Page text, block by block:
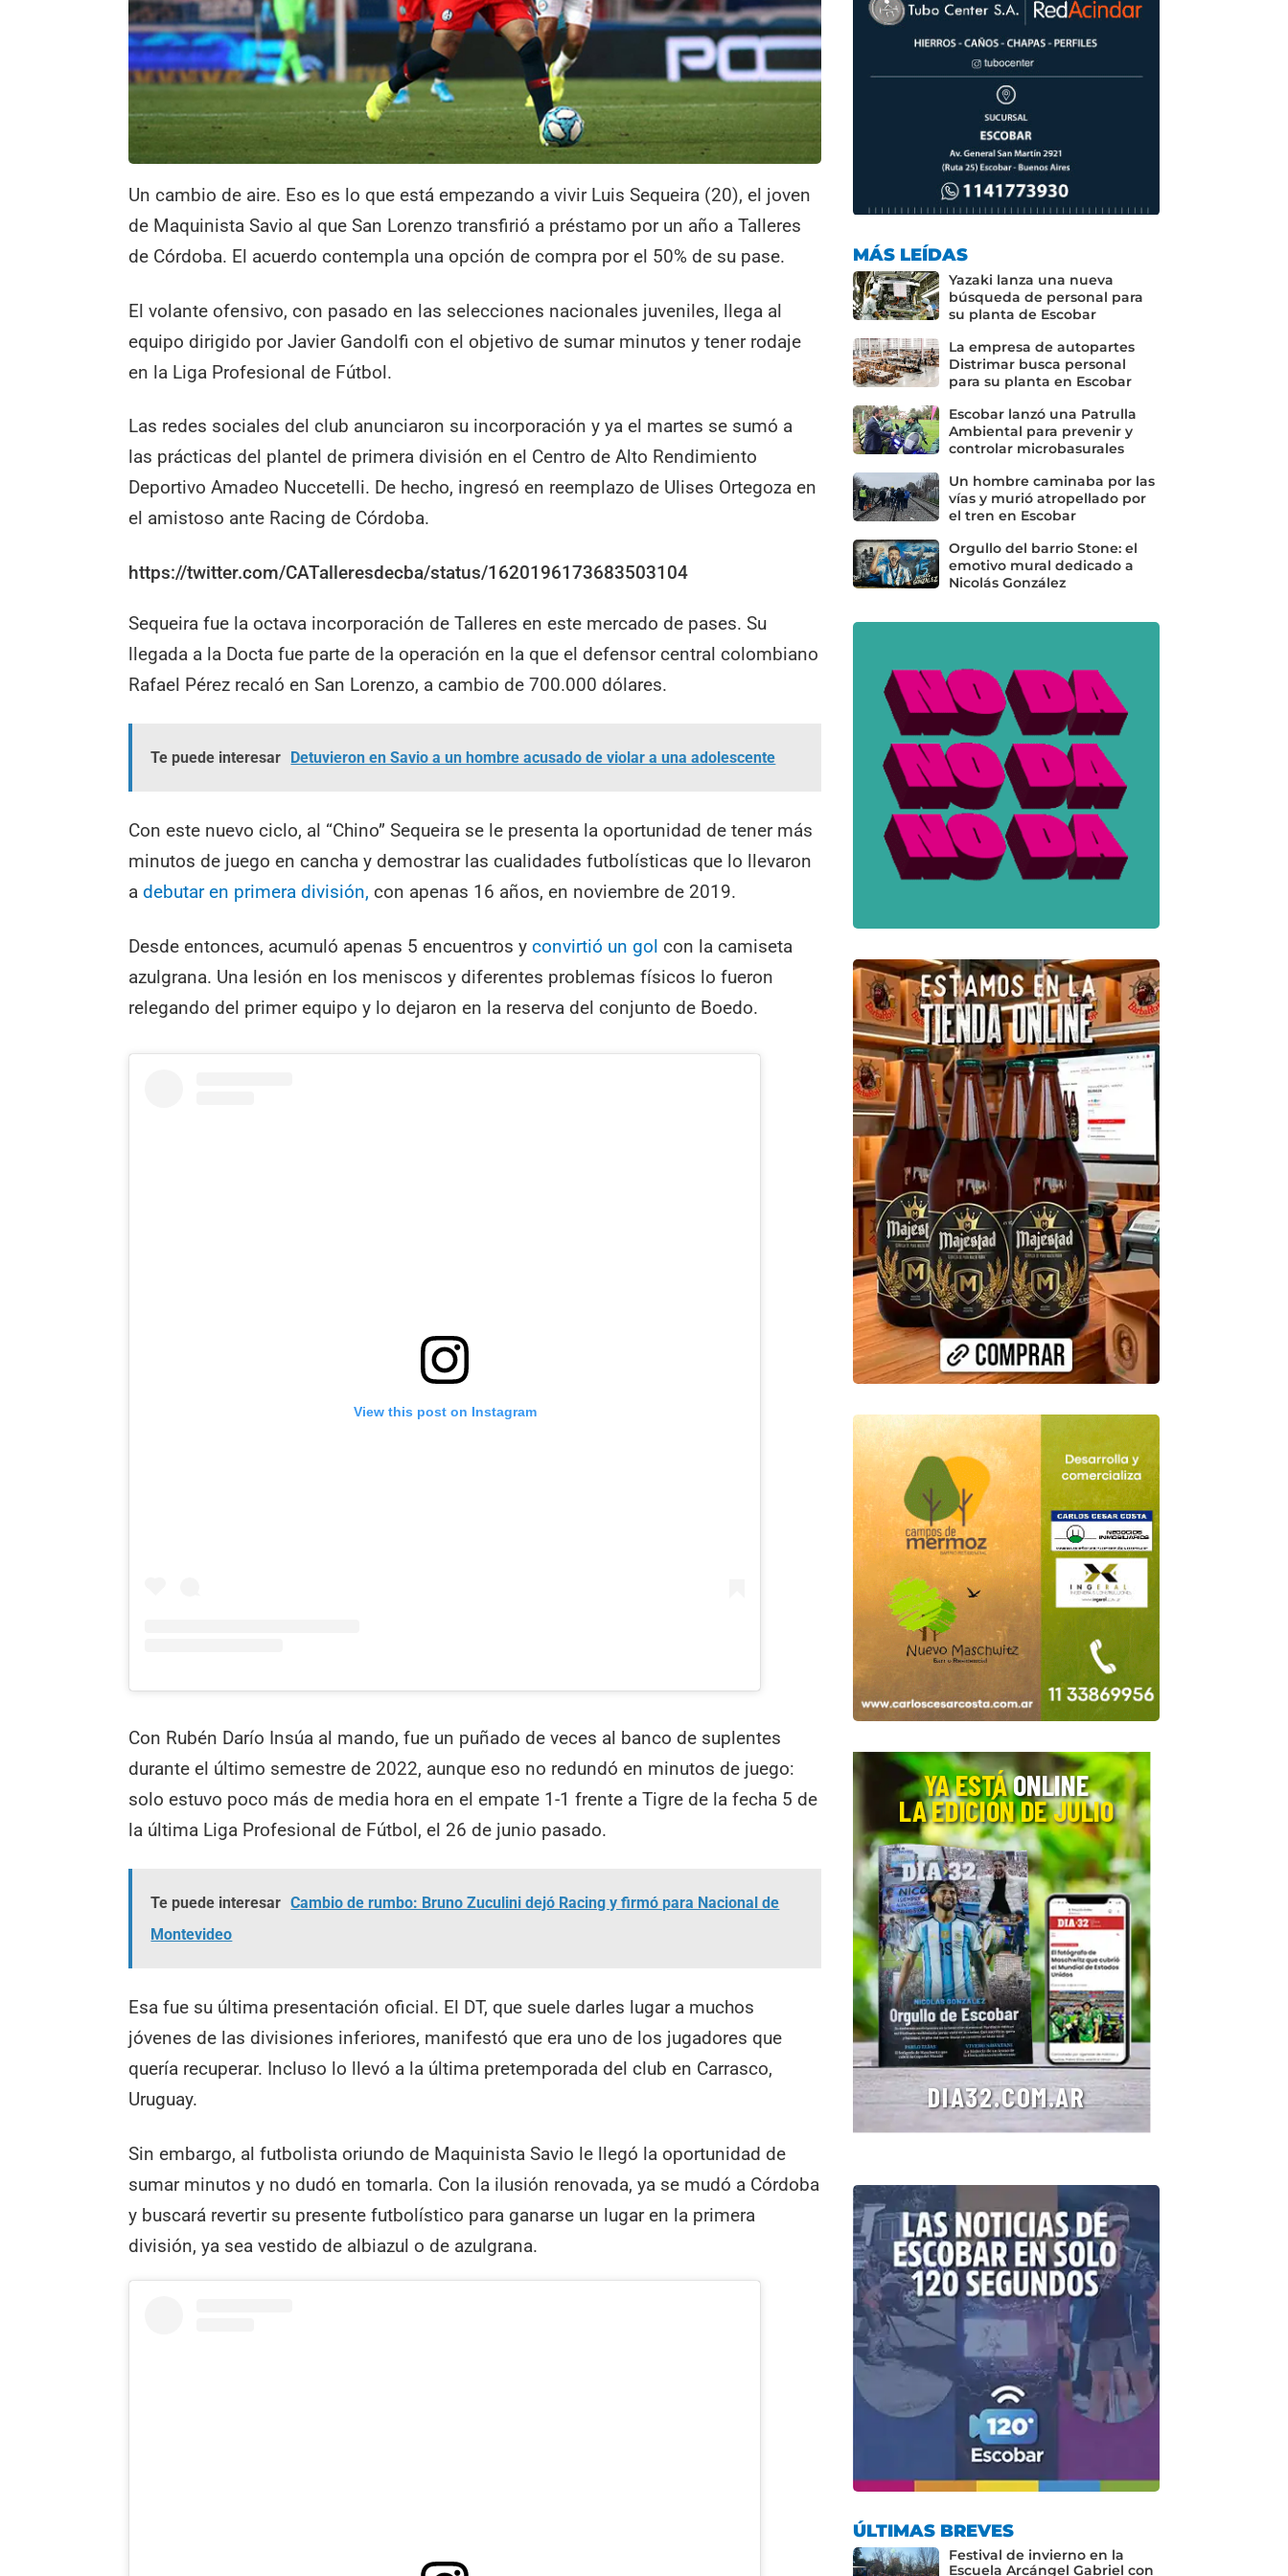
Un cambio de aire. Eso es lo que está empezando a vivir Luis Sequeira (20), el joven
de Maquinista Savio al que San Lorenzo transfirió a préstamo por un año a Talleres
de Córdoba. El acuerdo contempla una opción de compra por el 50% de su pase.
El volante ofensivo, con pasado en las selecciones nacionales juveniles, llega al
equipo dirigido por Javier Gandolfi con el objetivo de sumar minutos y tener rodaje
en la Liga Profesional de Fútbol.
Las redes sociales del club anunciaron su incorporación y ya el martes se sumó a
las prácticas del plantel de primera división en el Centro de Alto Rendimiento
Deportivo Amadeo Nuccetelli. De hecho, ingresó en reemplazo de Ulises Ortegoza en
el amistoso ante Racing de Córdoba.
https://twitter.com/CATalleresdecba/status/1620196173683503104
Sequeira fue la octava incorporación de Talleres en este mercado de pases. Su
llegada a la Docta fue parte de la operación en la que el defensor central colombiano
Rafael Pérez recaló en San Lorenzo, a cambio de 700.000 dólares.
Te puede interesar Detuvieron en Savio a un hombre acusado de violar a una adolescente
Con este nuevo ciclo, al “Chino” Sequeira se le presenta la oportunidad de tener más
minutos de juego en cancha y demostrar las cualidades futbolísticas que lo llevaron
adebutar en primera división, con apenas 16 años, en noviembre de 2019.
Desde entonces, acumuló apenas 5 encuentros yconvirtió un gol con la camiseta
azulgrana. Una lesión en los meniscos y diferentes problemas físicos lo fueron
relegando del primer equipo y lo dejaron en la reserva del conjunto de Boedo.
View this post on Instagram
Con Rubén Darío Insúa al mando, fue un puñado de veces al banco de suplentes
durante el último semestre de 2022, aunque eso no redundó en minutos de juego:
solo estuvo poco más de media hora en el empate 1-1 frente a Tigre de la fecha 5 de
la última Liga Profesional de Fútbol, el 26 de junio pasado.
Te puede interesar Cambio de rumbo: Bruno Zuculini dejó Racing y firmó para Nacional de
Montevideo
Esa fue su última presentación oficial. El DT, que suele darles lugar a muchos
jóvenes de las divisiones inferiores, manifestó que era uno de los jugadores que
quería recuperar. Incluso lo llevó a la última pretemporada del club en Carrasco,
Uruguay.
Sin embargo, al futbolista oriundo de Maquinista Savio le llegó la oportunidad de
sumar minutos y no dudó en tomarla. Con la ilusión renovada, ya se mudó a Córdoba
y buscará revertir su presente futbolístico para ganarse un lugar en la primera
división, ya sea vestido de albiazul o de azulgrana.
MÁS LEÍDAS
Yazaki lanza una nueva
búsqueda de personal para
su planta de Escobar
La empresa de autopartes
Distrimar busca personal
para su planta en Escobar
Escobar lanzó una Patrulla
Ambiental para prevenir y
controlar microbasurales
Un hombre caminaba por las
vías y murió atropellado por
el tren en Escobar
Orgullo del barrio Stone: el
emotivo mural dedicado a
Nicolás González
ÚLTIMAS BREVES
Festival de invierno en la
Escuela Arcángel Gabriel con